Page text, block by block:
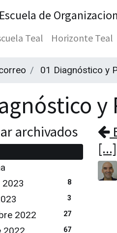
Escuela de
Teal Horizonte Teal
01 Diagnóstico y
archivados
8
3
2022 27
67
[...]